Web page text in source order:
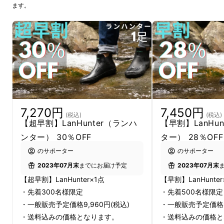
アウトドアライフや日常を快適にする機能が詰
まった防水ブーツです
ます。
7,270円 (税込)
【超早割】LanHunter（ランハ
ンター） 30％OFF
のサポーター
2023年07月末までにお届け予定
【超早割】LanHunter×1点
・先着300名様限定
・一般販売予定価格9,960円(税込)
・送料込みの価格となります。
7,450円 (税込)
【早割】
ター） 28％OFF
のサポーター
2023年07月末
【早割】
・先着500名様限定
・一般販売予定価
・送料込みの価格